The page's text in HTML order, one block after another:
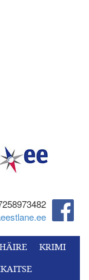
HÄIRE
KRIMI